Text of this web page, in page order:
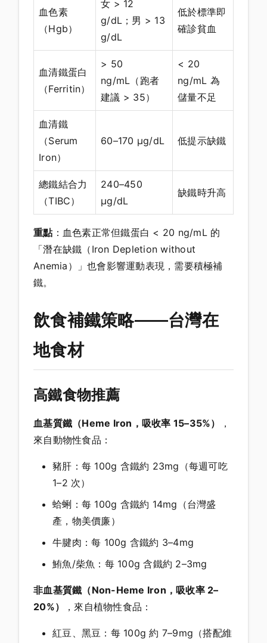
血色素
（Hgb）
女 > 12
g/dL；男 > 13
g/dL
低於標準即
確診貧血
血清鐵蛋白
（Ferritin）
> 50
ng/mL（跑者
建議 > 35）
< 20
ng/mL 為
儲量不足
血清鐵
（Serum
Iron）
60–170 μg/dL 低提示缺鐵
總鐵結合力
（TIBC）
240–450
μg/dL
缺鐵時升高
重點：血色素正常但鐵蛋白 < 20 ng/mL 的
「潛在缺鐵（Iron Depletion without
Anemia）」也會影響運動表現，需要積極補
鐵。
飲食補鐵策略——台灣在
地食材
高鐵食物推薦
血基質鐵（Heme Iron，吸收率 15–35%）
，
來自動物性食品：
豬肝：每 100g 含鐵約 23mg（每週可吃
1–2 次）
蛤蜊：每 100g 含鐵約 14mg（台灣盛
產，物美價廉）
牛腱肉：每 100g 含鐵約 3–4mg
鮪魚/柴魚：每 100g 含鐵約 2–3mg
非血基質鐵（Non-Heme Iron，吸收率 2–
20%）
，來自植物性食品：
紅豆、黑豆：每 100g 約 7–9mg（搭配維